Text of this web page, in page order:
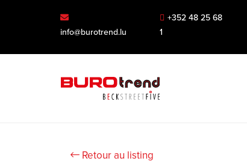
info@burotrend.lu
+352 48 25 68
1
Retour au listing